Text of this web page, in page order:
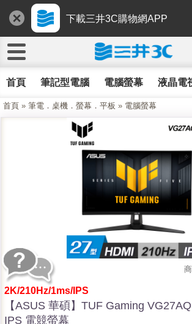
下載三井3C購物網APP
首頁 筆記型電腦 電腦螢幕 液晶電
首頁 » 筆電．桌機．螢幕．平板 » 電腦螢幕
2K/210Hz/1ms/IPS
【ASUS 華碩】TUF Gaming
IPS 電競螢幕